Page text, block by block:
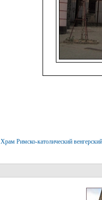
Храм Римско-католический